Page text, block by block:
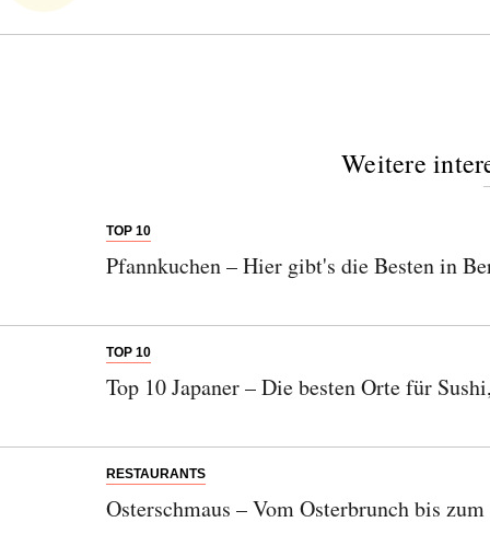
Weitere
TOP 10
Pfannkuchen – Hier gibt's die Besten in
TOP 10
Top 10 Japaner – Die besten Orte für
RESTAURANTS
Osterschmaus – Vom Osterbrunch bis zum